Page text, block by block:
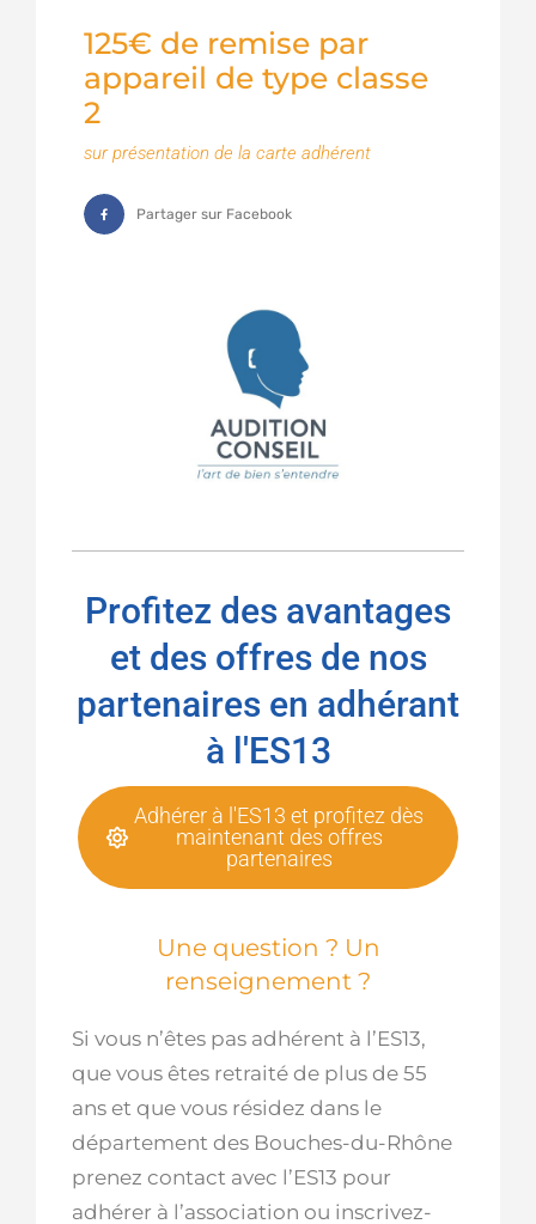
125€ de remise par
appareil de type classe
2
sur présentation de la carte adhérent
Partager sur Facebook
Profitez des avantages
et des offres de nos
partenaires en adhérant
à l'ES13
Adhérer à l'ES13 et profitez dès
maintenant des offres
partenaires
Une question ? Un
renseignement ?
Si vous n’êtes pas adhérent à l’ES13,
que vous êtes retraité de plus de 55
ans et que vous résidez dans le
département des Bouches-du-Rhône
prenez contact avec l’ES13 pour
adhérer à l’association ou inscrivez-